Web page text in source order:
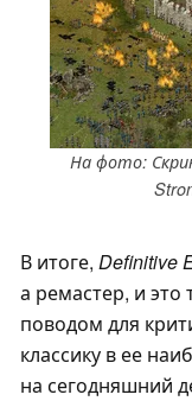
На фото:
В итоге, Definitive
а ремастер, и
поводом для
классику в ее
на сегодняшний